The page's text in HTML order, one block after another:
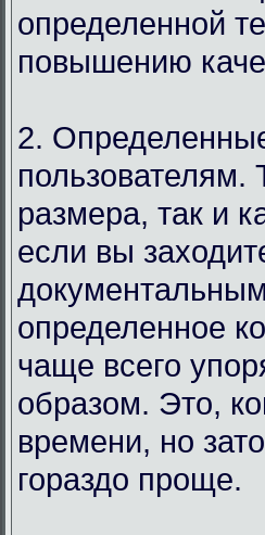
определенной
повышению
2.
пользователям.
размера, так и
если вы
определенное
чаще всего
образом. Это,
времени, но
гораздо проще.